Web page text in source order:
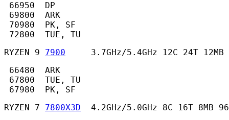
66950  DP
69800  ARK
70980  PK, SF
72800  TUE, TU
RYZEN 9 7900
3.7GHz/5.4GHz 12C 24T 12MB
66480  ARK
67800  TUE, TU
67980  PK, SF
RYZEN 7 7800X3D
4.2GHz/5.0GHz 8C 16T 8MB